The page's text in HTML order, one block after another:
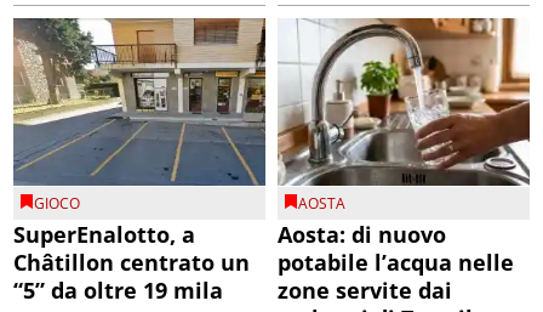
GIOCO
SuperEnalotto, a
Châtillon centrato un
“5” da oltre 19 mila
AOSTA
Aosta: di nuovo
potabile l’acqua nelle
zone servite dai